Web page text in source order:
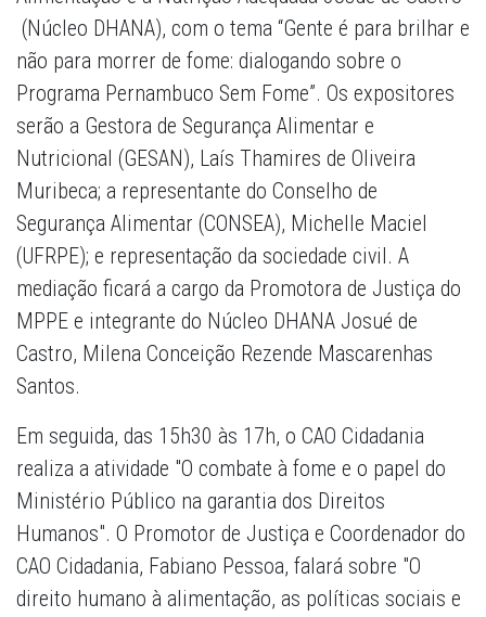
(Núcleo DHANA), com o tema “Gente é para brilhar e
não para morrer de fome: dialogando sobre o
Programa Pernambuco Sem Fome”. Os expositores
serão a Gestora de Segurança Alimentar e
Nutricional (GESAN), Laís Thamires de Oliveira
Muribeca; a representante do Conselho de
Segurança Alimentar (CONSEA), Michelle Maciel
(UFRPE); e representação da sociedade civil. A
mediação ficará a cargo da Promotora de Justiça do
MPPE e integrante do Núcleo DHANA Josué de
Castro, Milena Conceição Rezende Mascarenhas
Santos.
Em seguida, das 15h30 às 17h, o CAO Cidadania
realiza a atividade "O combate à fome e o papel do
Ministério Público na garantia dos Direitos
Humanos". O Promotor de Justiça e Coordenador do
CAO Cidadania, Fabiano Pessoa, falará sobre "O
direito humano à alimentação, as políticas sociais e